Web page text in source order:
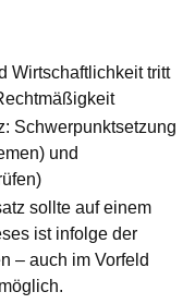
Wirtschaftlichkeit tritt
Schwerpunktsetzung
und
sollte auf einem
ist infolge der
– auch im Vorfeld